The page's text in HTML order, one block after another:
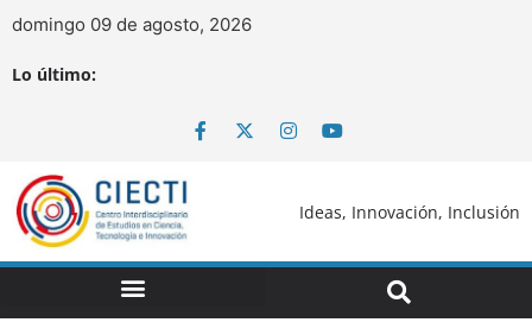
domingo 09 de agosto, 2026
Lo último:
Ideas, Innovación, Inclusión